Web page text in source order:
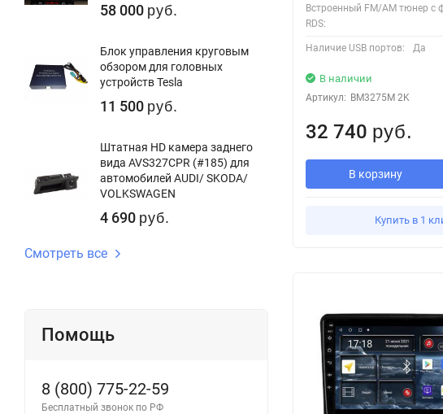
58 000 руб.
Блок управления круговым
обзором для головных
устройств Tesla
11 500 руб.
Штатная HD камера заднего
вида AVS327CPR (#185) для
автомобилей AUDI/ SKODA/
VOLKSWAGEN
4 690 руб.
Смотреть все
Помощь
8 (800) 775-22-59
Бесплатный звонок по РФ
Встроенный FM/AM тюнер с
RDS:
Наличие USB портов: Да
В наличии
Артикул: BM3275M 2K
32 740 руб.
В корзину
Купить в 1